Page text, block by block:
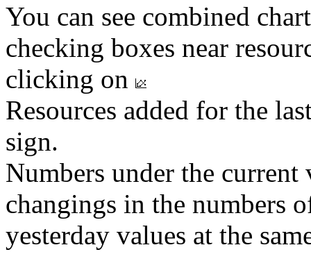
You can see combined
checking boxes near
clicking on
Resources added for the
sign.
Numbers under the
changings in the numbers
yesterday values at the